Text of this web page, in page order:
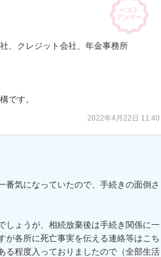
、クレジット会社、年金事務所
です。
2022年4月22日 11:40
気になっていたので、手続きの面倒さ
しょうが、相続放棄後は手続き関係に一
が各所に死亡事実を伝える連絡等はこち
る程度入っておりましたので（全部生活